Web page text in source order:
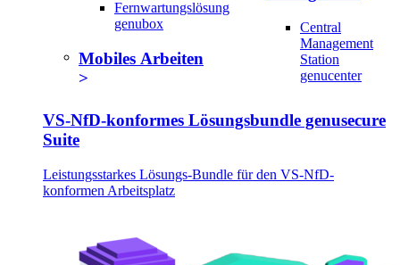
Fernwartungslösung
genubox
Mobiles Arbeiten
Central
Management
Station
genucenter
VS-NfD-konformes Lösungsbundle genusecure
Suite
Leistungsstarkes Lösungs-Bundle für den VS-NfD-
konformen Arbeitsplatz